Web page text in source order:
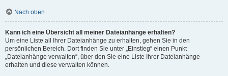
Nach oben
Kann ich eine Übersicht all meiner Dateianhänge erhalten?
Um eine Liste all Ihrer Dateianhänge zu erhalten, gehen Sie in den
persönlichen Bereich. Dort finden Sie unter „Einstieg“ einen Punkt
„Dateianhänge verwalten“, über den Sie eine Liste Ihrer Dateianhänge
erhalten und diese verwalten können.